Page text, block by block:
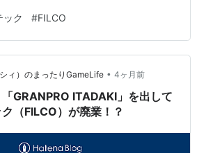
たけど もう絶対今後再生産されない
ードもやっぱ予備を確保しておいた
ぇ(：3)っ⌒つ
ック #FILCO
ィ）のまったりGameLife • 4ヶ月前
「GRANPRO ITADAKI」を出して
（FILCO）が廃業！？